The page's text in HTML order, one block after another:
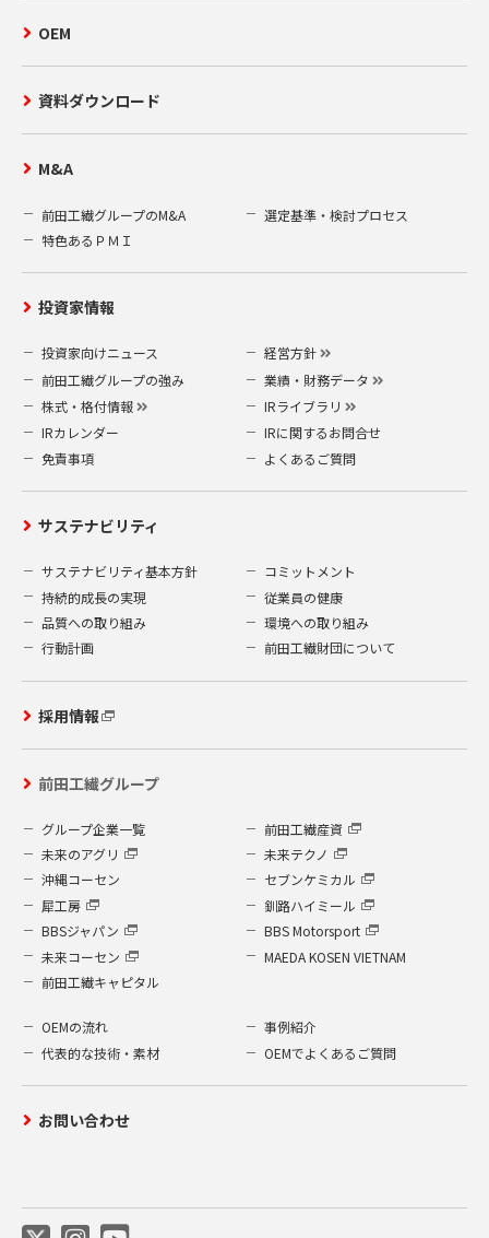
お客様がご提供された個人情報の開示、訂
全てご記入の上、本人確認の為の書類（B）
を同封し、下記窓口までご郵送ください。
〒919-0422
福井県坂井市春江町沖布目 38-3
前田工繊株式会社 業務企画部 企画総務
グループ
（A）当社指定の申請書
個人情報開示等申請書
(10.05 kB)
（B）本人確認の為の書類
なお、情報開示などの請求等は、本人確認
の必要上、郵送によるもののみ受付致しま
りませんので、予めご了承ください。
また、開示等の請求は1回の申請ごとに500
円の手数料がかかります。500円分の郵便切
手を申請書類に同封してください。
当社は、お客様の個人情報を安全に管理・
運営するよう鋭意努力しており、個人情報
への外部からの不正なアクセス、個人情報
の紛失・破壊・改ざん・漏洩などへの危険
防止に対する合理的かつ適切な安全対策を
行っています。
個人情報を取り扱う部門に管理責任者を
置き、管理を徹底させているとともに個
人情報の取扱いに関し、社内規程を整備
し、徹底し、全ての従業員との間に守秘
個人情報は、限られた担当者のみがアク
セスできるシステムにより保護されてお
社内に設置されたコンピューターは、す
OEM
資料ダウンロード
M&A
前田工繊グループのM&A
選定基準・検討プロセス
特色あるＰＭＩ
投資家情報
投資家向けニュース
経営方針
前田工繊グループの強み
業績・財務データ
株式・格付情報
IRライブラリ
IRカレンダー
IRに関するお問合せ
免責事項
よくあるご質問
サステナビリティ
サステナビリティ基本方針
コミットメント
持続的成長の実現
従業員の健康
品質への取り組み
環境への取り組み
行動計画
前田工繊財団について
採用情報
前田工繊グループ
グループ企業一覧
前田工繊産資
未来のアグリ
未来テクノ
沖縄コーセン
セブンケミカル
犀工房
釧路ハイミール
BBSジャパン
BBS Motorsport
未来コーセン
MAEDA KOSEN VIETNAM
前田工繊キャピタル
OEMの流れ
事例紹介
代表的な技術・素材
OEMでよくあるご質問
お問い合わせ